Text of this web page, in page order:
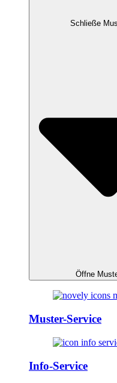
Schließe
Öffne
Muster-Service
Info-Service